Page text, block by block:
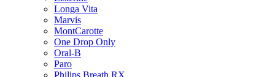
Longa Vita
Marvis
MontCarotte
One Drop Only
Oral-B
Paro